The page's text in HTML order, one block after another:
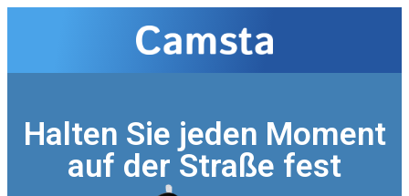
Halten Sie jeden Moment
auf der Straße fest